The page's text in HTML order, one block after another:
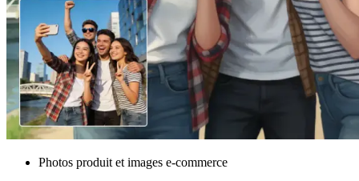
Photos produit et images e-commerce